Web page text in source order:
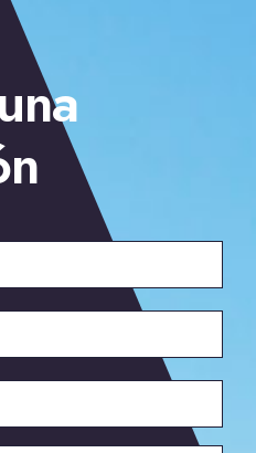
en Los Angeles